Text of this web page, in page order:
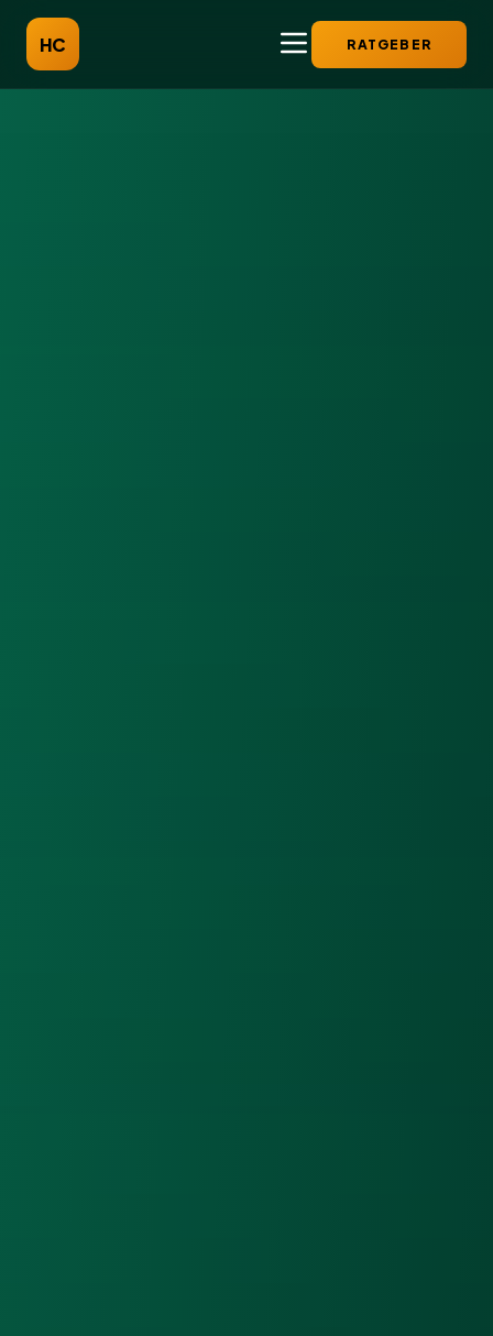
HC RATGEBER